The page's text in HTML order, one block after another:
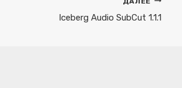
Iceberg Audio SubCut 1.1.1